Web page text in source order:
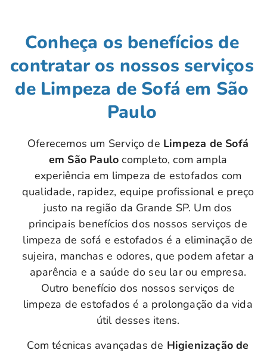
Conheça os benefícios de
contratar os nossos serviços
de Limpeza de Sofá em São
Paulo
Oferecemos um Serviço de Limpeza de Sofá
em São Paulo completo, com ampla
experiência em limpeza de estofados com
qualidade, rapidez, equipe profissional e preço
justo na região da Grande SP. Um dos
principais benefícios dos nossos serviços de
limpeza de sofá e estofados é a eliminação de
sujeira, manchas e odores, que podem afetar a
aparência e a saúde do seu lar ou empresa.
Outro benefício dos nossos serviços de
limpeza de estofados é a prolongação da vida
útil desses itens.
Com técnicas avançadas de Higienização de